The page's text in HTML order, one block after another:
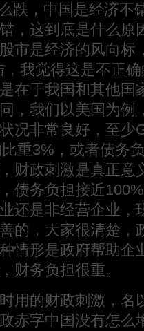
跌，中国是经济不
，这到底是什么原
市是经济的风向标
我觉得这是不正
在于我国和其他国
，我们以美国为例
况非常良好，至少
重3%，或者债务
财政刺激是真正意
债务负担接近
还是非经营企业，
的，大家很清楚，
情形是政府帮助企
财务负担很重。
的财政刺激，名
赤字中国没有怎么